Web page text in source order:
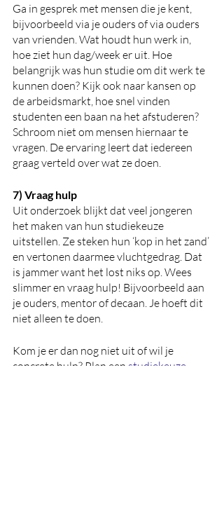
Ga in gesprek met mensen die je kent,
bijvoorbeeld via je ouders of via ouders
van vrienden. Wat houdt hun werk in,
hoe ziet hun dag/week er uit. Hoe
belangrijk was hun studie om dit werk te
kunnen doen? Kijk ook naar kansen op
de arbeidsmarkt, hoe snel vinden
studenten een baan na het afstuderen?
Schroom niet om mensen hiernaar te
vragen. De ervaring leert dat iedereen
graag verteld over wat ze doen.
7) Vraag hulp
Uit onderzoek blijkt dat veel jongeren
het maken van hun studiekeuze
uitstellen. Ze steken hun ‘kop in het zand’
en vertonen daarmee vluchtgedrag. Dat
is jammer want het lost niks op. Wees
slimmer en vraag hulp! Bijvoorbeeld aan
je ouders, mentor of decaan. Je hoeft dit
niet alleen te doen.
Kom je er dan nog niet uit of wil je
concrete hulp? Plan een studiekeuze